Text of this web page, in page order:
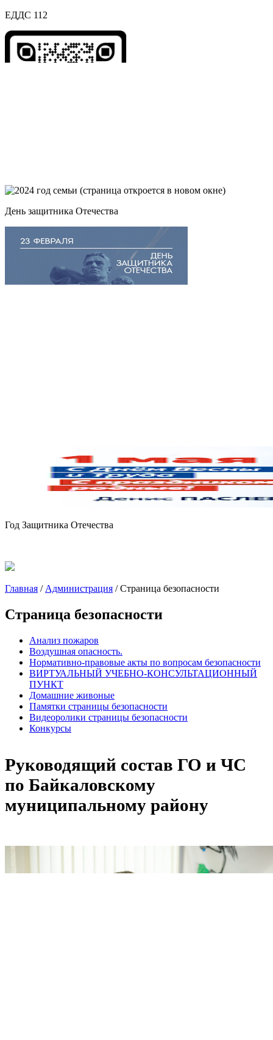
ЕДДС 112
День защитника Отечества
Год Защитника Отечества
Главная / Администрация /Страница безопасности
Страница безопасности
Анализ пожаров
Воздушная опасность.
Нормативно-правовые акты по вопросам безопасности
ВИРТУАЛЬНЫЙ УЧЕБНО-КОНСУЛЬТАЦИОННЫЙ
ПУНКТ
Домашние живоные
Памятки страницы безопасности
Видеоролики страницы безопасности
Конкурсы
Руководящий состав ГО и ЧС
по Байкаловскому
муниципальному району